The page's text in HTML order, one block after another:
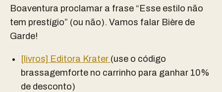
Boaventura proclamar a frase “Esse estilo não
tem prestígio” (ou não). Vamos falar Bière de
Garde!
[livros] Editora Krater (use o código
brassagemforte no carrinho para ganhar 10%
de desconto)